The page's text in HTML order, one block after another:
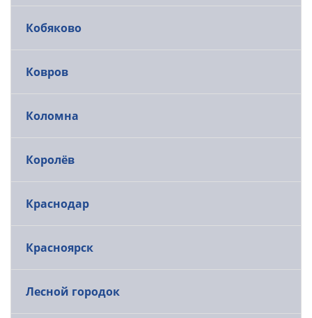
Кобяково
Ковров
Коломна
Королёв
Краснодар
Красноярск
Лесной городок